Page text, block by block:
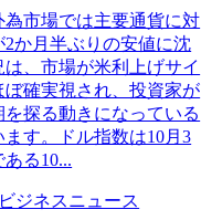
為市場では主要通貨に対
か月半ぶりの安値に沈
、市場が米利上げサイ
ぼ確実視され、投資家が
探る動きになっている
す。ドル指数は10月3
る10...
ジネスニュース